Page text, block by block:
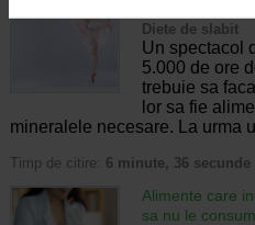
Diete de slabit
Un spectacol
5.000 de ore
trebuie sa
lor sa fie
mineralele necesare. La urma
Timp de citire: 6 minute, 36 secunde
Alimente care
sa nu le